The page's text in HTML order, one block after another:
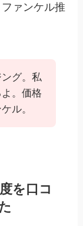
ァンケル推
グ。私
。価格
ル。
を口コ